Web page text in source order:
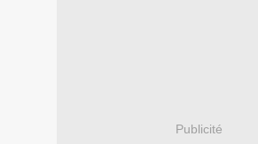
Publicité